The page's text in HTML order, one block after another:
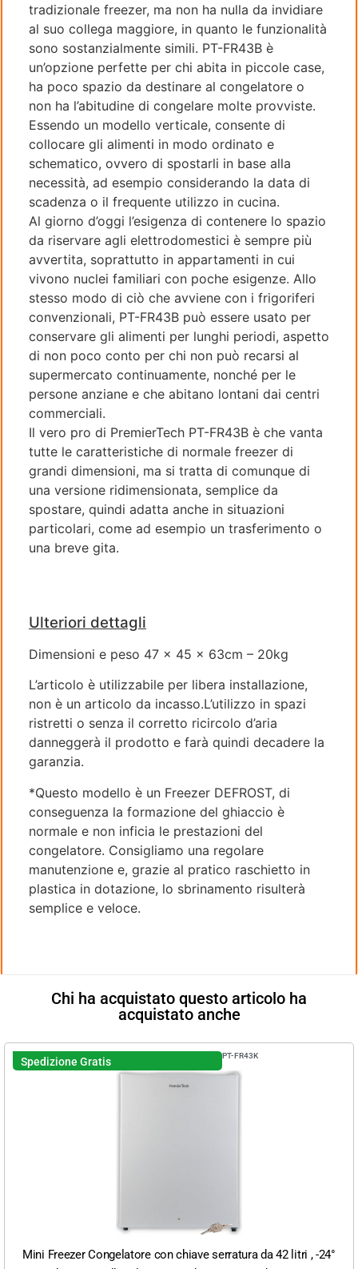
tradizionale freezer, ma non ha nulla da invidiare
al suo collega maggiore, in quanto le funzionalità
sono sostanzialmente simili. PT-FR43B è
un’opzione perfette per chi abita in piccole case,
ha poco spazio da destinare al congelatore o
non ha l’abitudine di congelare molte provviste.
Essendo un modello verticale, consente di
collocare gli alimenti in modo ordinato e
schematico, ovvero di spostarli in base alla
necessità, ad esempio considerando la data di
scadenza o il frequente utilizzo in cucina.
Al giorno d’oggi l’esigenza di contenere lo spazio
da riservare agli elettrodomestici è sempre più
avvertita, soprattutto in appartamenti in cui
vivono nuclei familiari con poche esigenze. Allo
stesso modo di ciò che avviene con i frigoriferi
convenzionali, PT-FR43B può essere usato per
conservare gli alimenti per lunghi periodi, aspetto
di non poco conto per chi non può recarsi al
supermercato continuamente, nonché per le
persone anziane e che abitano lontani dai centri
commerciali.
Il vero pro di PremierTech PT-FR43B è che vanta
tutte le caratteristiche di normale freezer di
grandi dimensioni, ma si tratta di comunque di
una versione ridimensionata, semplice da
spostare, quindi adatta anche in situazioni
particolari, come ad esempio un trasferimento o
una breve gita.
Ulteriori dettagli
Dimensioni e peso 47 x 45 x 63cm – 20kg
L’articolo è utilizzabile per libera installazione,
non è un articolo da incasso.L’utilizzo in spazi
ristretti o senza il corretto ricircolo d’aria
danneggerà il prodotto e farà quindi decadere la
garanzia.
*Questo modello è un Freezer DEFROST, di
conseguenza la formazione del ghiaccio è
normale e non inficia le prestazioni del
congelatore. Consigliamo una regolare
manutenzione e, grazie al pratico raschietto in
plastica in dotazione, lo sbrinamento risulterà
semplice e veloce.
Chi ha acquistato questo articolo ha
acquistato anche
Spedizione Gratis PT-FR43K
Mini Freezer Congelatore con chiave serratura da 42 litri , -24°